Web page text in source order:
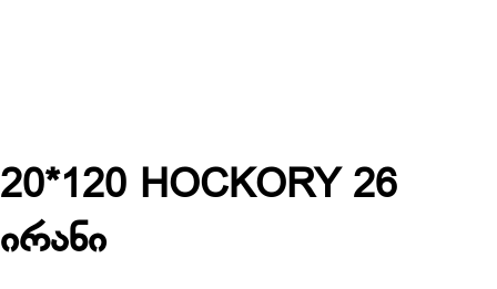
20*120 HOCKORY 26
ირანი